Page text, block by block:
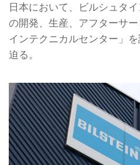
日本において、ビルシュタ
の開発、生産、アフターサ
インテクニカルセンター」
迫る。